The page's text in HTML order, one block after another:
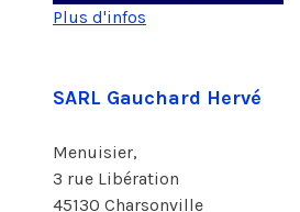
Plus d'infos
SARL Gauchard Hervé
Menuisier,
3 rue Libération
45130 Charsonville